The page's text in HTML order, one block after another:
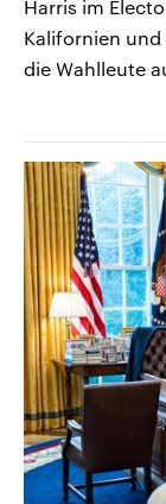
Harris im
Kalifornien und
die Wahlleute